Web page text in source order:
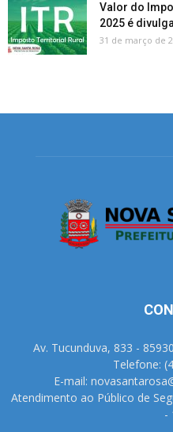
Valor do
2025 é
31 de março de
Av. Tucunduva, 833 -
Telefone:
E-mail:
Atendimento ao Público de
-